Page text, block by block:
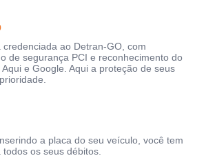
credenciada ao Detran-GO, com
de segurança PCI e reconhecimento do
Aqui e Google. Aqui a proteção de seus
a placa do seu veículo, você tem
todos os seus débitos.